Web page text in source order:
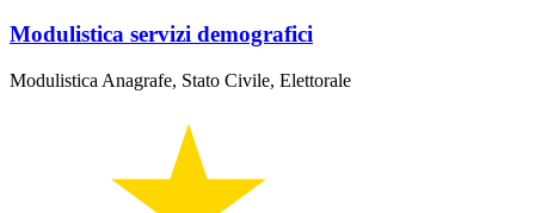
Modulistica servizi demografici
Modulistica Anagrafe, Stato Civile, Elettorale